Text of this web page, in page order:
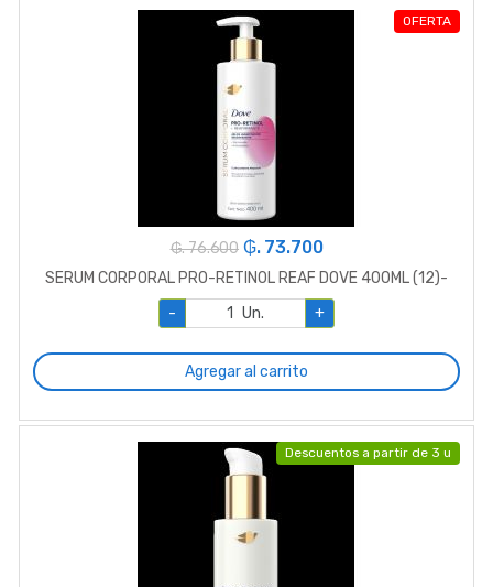
OFERTA
₲. 76.600 ₲. 73.700
SERUM CORPORAL PRO-RETINOL REAF DOVE 400ML (12)-
-
Un. +
Agregar al carrito
Descuentos a partir de 3 u